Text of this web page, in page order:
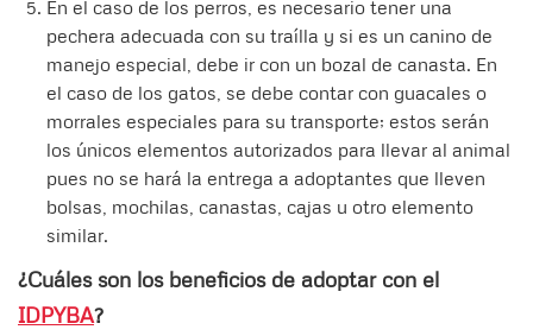
En el caso de los perros, es necesario tener una
pechera adecuada con su traílla y si es un canino de
manejo especial, debe ir con un bozal de canasta. En
el caso de los gatos, se debe contar con guacales o
morrales especiales para su transporte; estos serán
los únicos elementos autorizados para llevar al animal
pues no se hará la entrega a adoptantes que lleven
bolsas, mochilas, canastas, cajas u otro elemento
similar.
¿Cuáles son los beneficios de adoptar con el
IDPYBA?